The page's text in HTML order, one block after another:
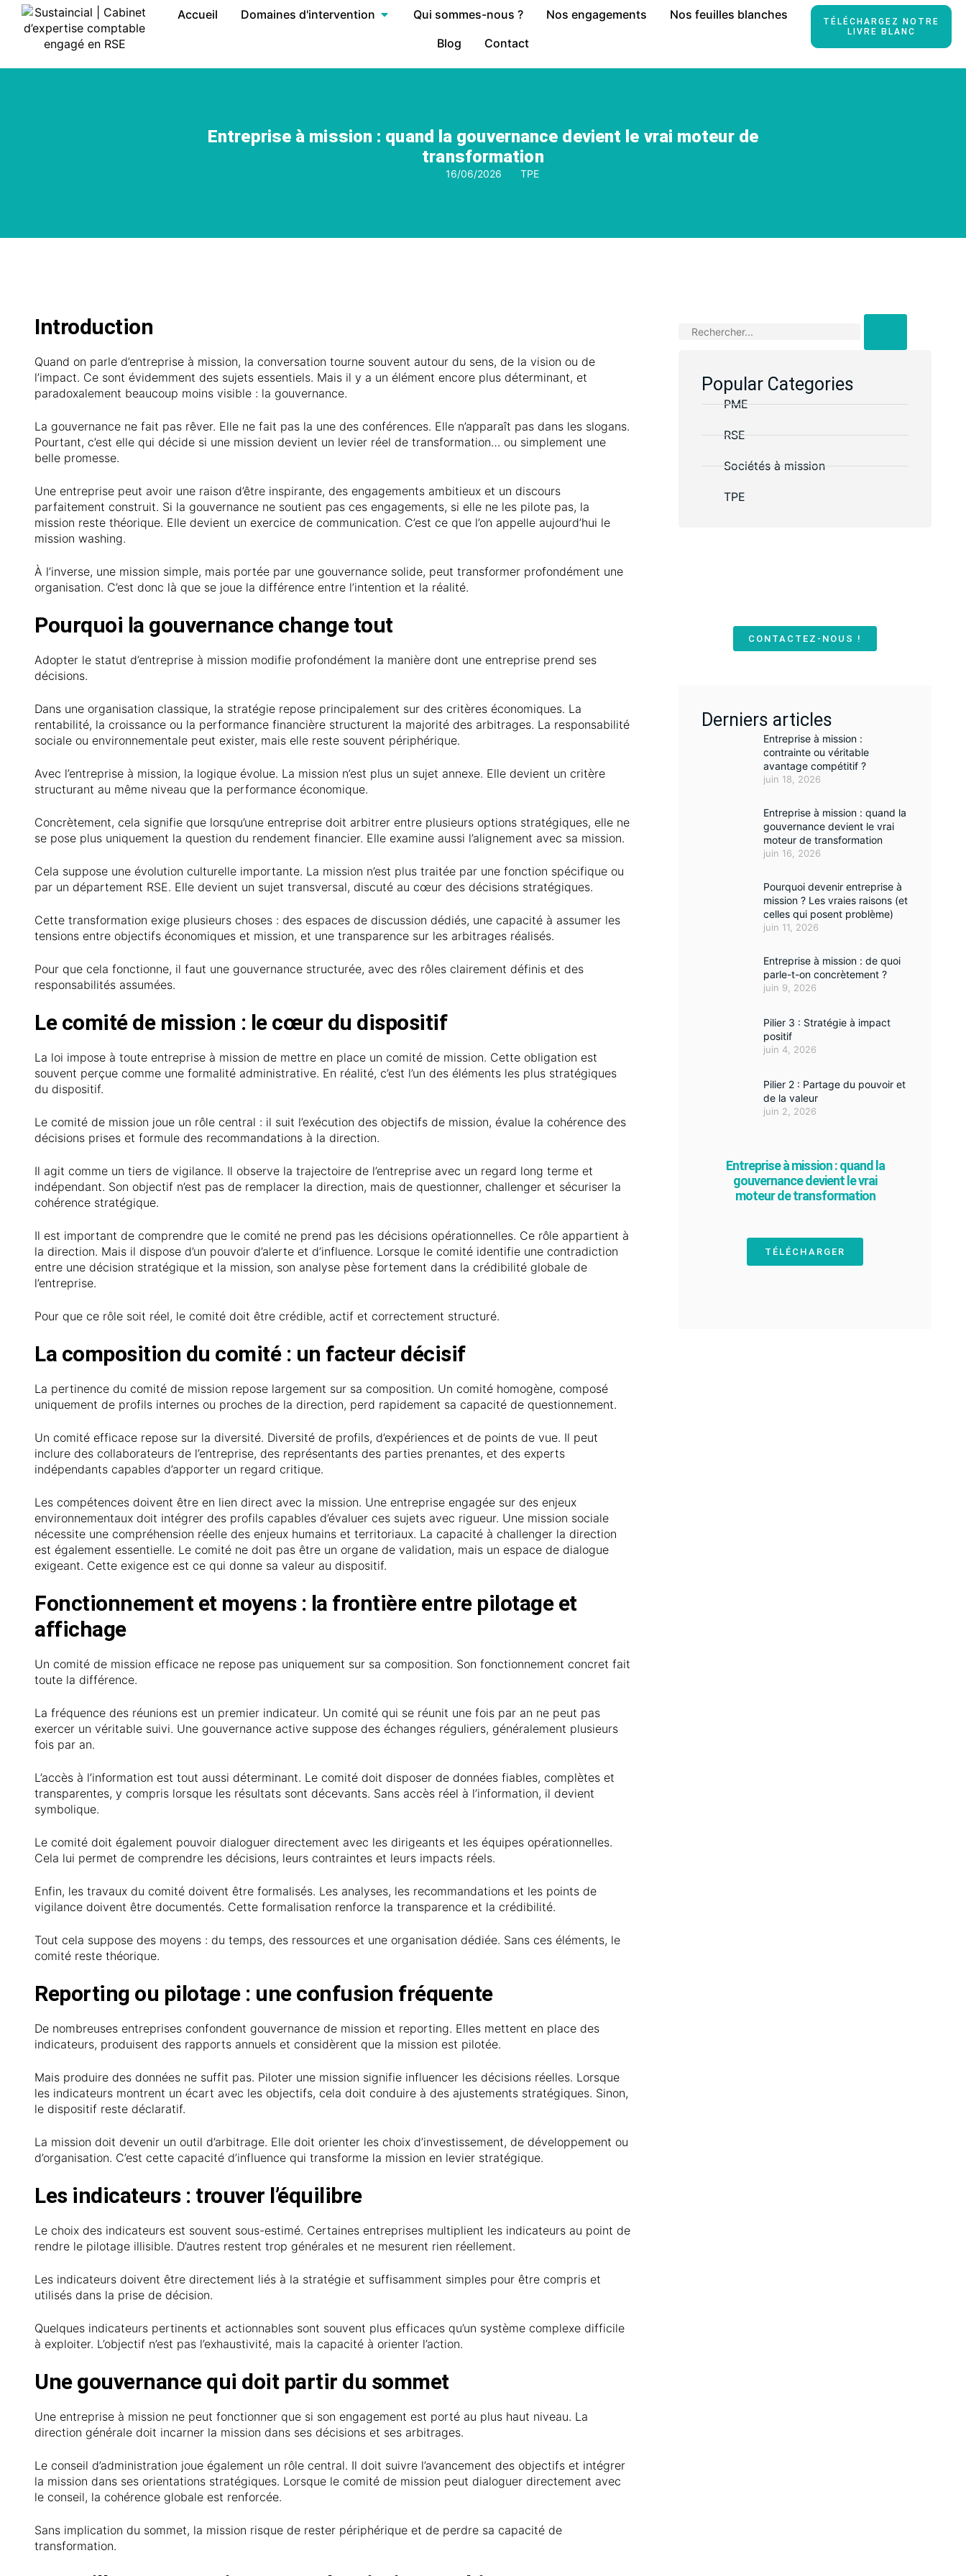
Accueil Domaines d'intervention Qui sommes-nous ? Nos engagements
Nos feuilles blanches
Blog
Contact
TÉLÉCHARGEZ NOTRE
LIVRE BLANC
Entreprise à mission : quand la gouvernance devient le vrai moteur de
transformation
16/06/2026 TPE
Introduction
Quand on parle d’entreprise à mission, la conversation tourne souvent autour du sens, de la vision ou de
l’impact. Ce sont évidemment des sujets essentiels. Mais il y a un élément encore plus déterminant, et
paradoxalement beaucoup moins visible : la gouvernance.
La gouvernance ne fait pas rêver. Elle ne fait pas la une des conférences. Elle n’apparaît pas dans les slogans.
Pourtant, c’est elle qui décide si une mission devient un levier réel de transformation… ou simplement une
belle promesse.
Une entreprise peut avoir une raison d’être inspirante, des engagements ambitieux et un discours
parfaitement construit. Si la gouvernance ne soutient pas ces engagements, si elle ne les pilote pas, la
mission reste théorique. Elle devient un exercice de communication. C’est ce que l’on appelle aujourd’hui le
mission washing.
À l’inverse, une mission simple, mais portée par une gouvernance solide, peut transformer profondément une
organisation. C’est donc là que se joue la différence entre l’intention et la réalité.
Pourquoi la gouvernance change tout
Adopter le statut d’entreprise à mission modifie profondément la manière dont une entreprise prend ses
décisions.
Dans une organisation classique, la stratégie repose principalement sur des critères économiques. La
rentabilité, la croissance ou la performance financière structurent la majorité des arbitrages. La responsabilité
sociale ou environnementale peut exister, mais elle reste souvent périphérique.
Avec l’entreprise à mission, la logique évolue. La mission n’est plus un sujet annexe. Elle devient un critère
structurant au même niveau que la performance économique.
Concrètement, cela signifie que lorsqu’une entreprise doit arbitrer entre plusieurs options stratégiques, elle ne
se pose plus uniquement la question du rendement financier. Elle examine aussi l’alignement avec sa mission.
Cela suppose une évolution culturelle importante. La mission n’est plus traitée par une fonction spécifique ou
par un département RSE. Elle devient un sujet transversal, discuté au cœur des décisions stratégiques.
Cette transformation exige plusieurs choses : des espaces de discussion dédiés, une capacité à assumer les
tensions entre objectifs économiques et mission, et une transparence sur les arbitrages réalisés.
Pour que cela fonctionne, il faut une gouvernance structurée, avec des rôles clairement définis et des
responsabilités assumées.
Le comité de mission : le cœur du dispositif
La loi impose à toute entreprise à mission de mettre en place un comité de mission. Cette obligation est
souvent perçue comme une formalité administrative. En réalité, c’est l’un des éléments les plus stratégiques
du dispositif.
Le comité de mission joue un rôle central : il suit l’exécution des objectifs de mission, évalue la cohérence des
décisions prises et formule des recommandations à la direction.
Il agit comme un tiers de vigilance. Il observe la trajectoire de l’entreprise avec un regard long terme et
indépendant. Son objectif n’est pas de remplacer la direction, mais de questionner, challenger et sécuriser la
cohérence stratégique.
Il est important de comprendre que le comité ne prend pas les décisions opérationnelles. Ce rôle appartient à
la direction. Mais il dispose d’un pouvoir d’alerte et d’influence. Lorsque le comité identifie une contradiction
entre une décision stratégique et la mission, son analyse pèse fortement dans la crédibilité globale de
l’entreprise.
Pour que ce rôle soit réel, le comité doit être crédible, actif et correctement structuré.
La composition du comité : un facteur décisif
La pertinence du comité de mission repose largement sur sa composition. Un comité homogène, composé
uniquement de profils internes ou proches de la direction, perd rapidement sa capacité de questionnement.
Un comité efficace repose sur la diversité. Diversité de profils, d’expériences et de points de vue. Il peut
inclure des collaborateurs de l’entreprise, des représentants des parties prenantes, et des experts
indépendants capables d’apporter un regard critique.
Les compétences doivent être en lien direct avec la mission. Une entreprise engagée sur des enjeux
environnementaux doit intégrer des profils capables d’évaluer ces sujets avec rigueur. Une mission sociale
nécessite une compréhension réelle des enjeux humains et territoriaux. La capacité à challenger la direction
est également essentielle. Le comité ne doit pas être un organe de validation, mais un espace de dialogue
exigeant. Cette exigence est ce qui donne sa valeur au dispositif.
Fonctionnement et moyens : la frontière entre pilotage et
affichage
Un comité de mission efficace ne repose pas uniquement sur sa composition. Son fonctionnement concret fait
toute la différence.
La fréquence des réunions est un premier indicateur. Un comité qui se réunit une fois par an ne peut pas
exercer un véritable suivi. Une gouvernance active suppose des échanges réguliers, généralement plusieurs
fois par an.
L’accès à l’information est tout aussi déterminant. Le comité doit disposer de données fiables, complètes et
transparentes, y compris lorsque les résultats sont décevants. Sans accès réel à l’information, il devient
symbolique.
Le comité doit également pouvoir dialoguer directement avec les dirigeants et les équipes opérationnelles.
Cela lui permet de comprendre les décisions, leurs contraintes et leurs impacts réels.
Enfin, les travaux du comité doivent être formalisés. Les analyses, les recommandations et les points de
vigilance doivent être documentés. Cette formalisation renforce la transparence et la crédibilité.
Tout cela suppose des moyens : du temps, des ressources et une organisation dédiée. Sans ces éléments, le
comité reste théorique.
Reporting ou pilotage : une confusion fréquente
De nombreuses entreprises confondent gouvernance de mission et reporting. Elles mettent en place des
indicateurs, produisent des rapports annuels et considèrent que la mission est pilotée.
Mais produire des données ne suffit pas. Piloter une mission signifie influencer les décisions réelles. Lorsque
les indicateurs montrent un écart avec les objectifs, cela doit conduire à des ajustements stratégiques. Sinon,
le dispositif reste déclaratif.
La mission doit devenir un outil d’arbitrage. Elle doit orienter les choix d’investissement, de développement ou
d’organisation. C’est cette capacité d’influence qui transforme la mission en levier stratégique.
Les indicateurs : trouver l’équilibre
Le choix des indicateurs est souvent sous-estimé. Certaines entreprises multiplient les indicateurs au point de
rendre le pilotage illisible. D’autres restent trop générales et ne mesurent rien réellement.
Les indicateurs doivent être directement liés à la stratégie et suffisamment simples pour être compris et
utilisés dans la prise de décision.
Quelques indicateurs pertinents et actionnables sont souvent plus efficaces qu’un système complexe difficile
à exploiter. L’objectif n’est pas l’exhaustivité, mais la capacité à orienter l’action.
Une gouvernance qui doit partir du sommet
Une entreprise à mission ne peut fonctionner que si son engagement est porté au plus haut niveau. La
direction générale doit incarner la mission dans ses décisions et ses arbitrages.
Le conseil d’administration joue également un rôle central. Il doit suivre l’avancement des objectifs et intégrer
la mission dans ses orientations stratégiques. Lorsque le comité de mission peut dialoguer directement avec
le conseil, la cohérence globale est renforcée.
Sans implication du sommet, la mission risque de rester périphérique et de perdre sa capacité de
transformation.
Popular Categories
PME
RSE
Sociétés à mission
TPE
CONTACTEZ-NOUS !
Derniers articles
Entreprise à mission :
contrainte ou véritable
avantage compétitif ?
juin 18, 2026
Entreprise à mission : quand la
gouvernance devient le vrai
moteur de transformation
juin 16, 2026
Pourquoi devenir entreprise à
mission ? Les vraies raisons (et
celles qui posent problème)
juin 11, 2026
Entreprise à mission : de quoi
parle-t-on concrètement ?
juin 9, 2026
Pilier 3 : Stratégie à impact
positif
juin 4, 2026
Pilier 2 : Partage du pouvoir et
de la valeur
juin 2, 2026
Entreprise à mission : quand la
gouvernance devient le vrai
moteur de transformation
TÉLÉCHARGER